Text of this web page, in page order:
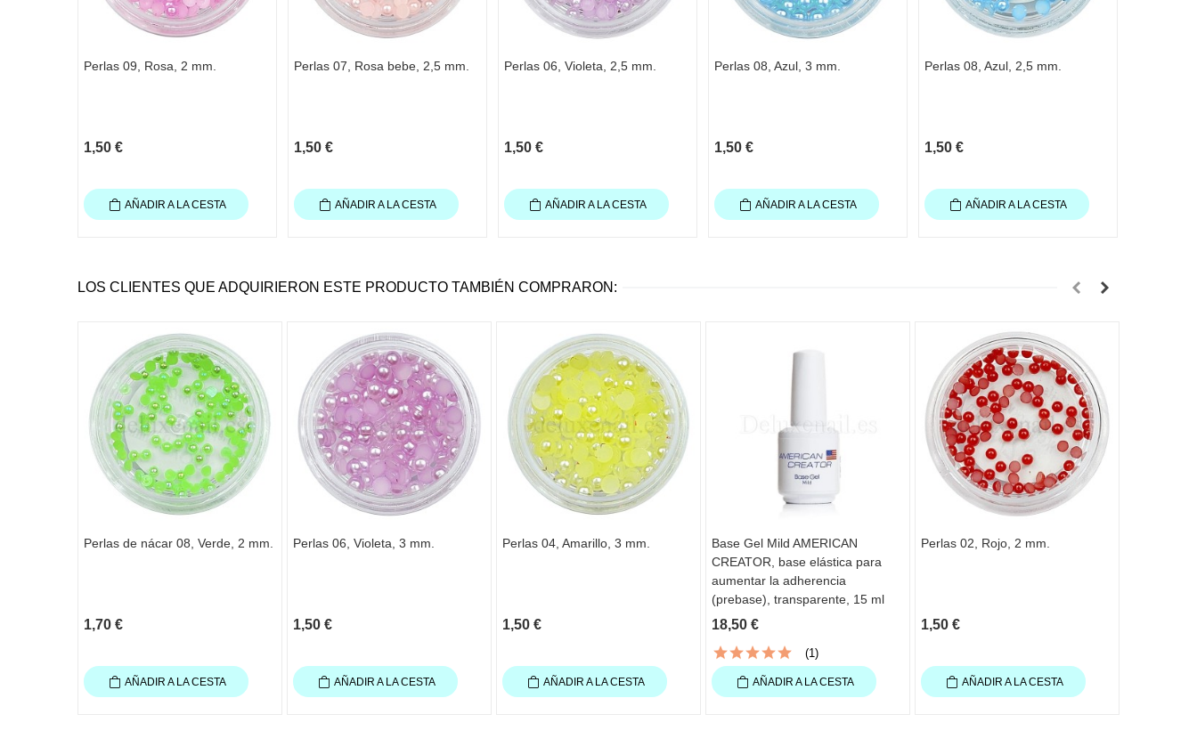
Perlas 09, Rosa, 2 mm.
1,50 €
AÑADIR A LA CESTA
Perlas 07, Rosa bebe, 2,5 mm.
1,50 €
AÑADIR A LA CESTA
Perlas 06, Violeta, 2,5 mm.
1,50 €
AÑADIR A LA CESTA
Perlas 08, Azul, 3 mm.
1,50 €
AÑADIR A LA CESTA
Perlas 08, Azul, 2,5 mm.
1,50 €
AÑADIR A LA CESTA
LOS CLIENTES QUE ADQUIRIERON ESTE PRODUCTO TAMBIÉN COMPRARON:
Perlas de nácar 08, Verde, 2 mm.
1,70 €
AÑADIR A LA CESTA
Perlas 06, Violeta, 3 mm.
1,50 €
AÑADIR A LA CESTA
Perlas 04, Amarillo, 3 mm.
1,50 €
AÑADIR A LA CESTA
Base Gel Mild AMERICAN
CREATOR, base elástica para
aumentar la adherencia
(prebase), transparente, 15 ml
18,50 €
(1)
AÑADIR A LA CESTA
Perlas 02, Rojo, 2 mm.
1,50 €
AÑADIR A LA CESTA